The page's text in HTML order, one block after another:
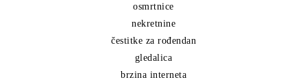
osmrtnice
nekretnine
čestitke za rođendan
gledalica
brzina interneta